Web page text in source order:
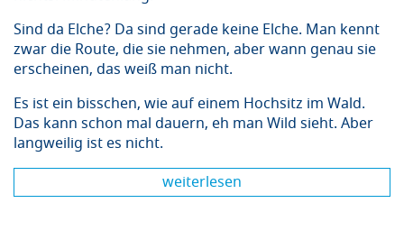
Sind da Elche? Da sind gerade keine Elche. Man kennt
zwar die Route, die sie nehmen, aber wann genau sie
erscheinen, das weiß man nicht.
Es ist ein bisschen, wie auf einem Hochsitz im Wald.
Das kann schon mal dauern, eh man Wild sieht. Aber
langweilig ist es nicht.
weiterlesen